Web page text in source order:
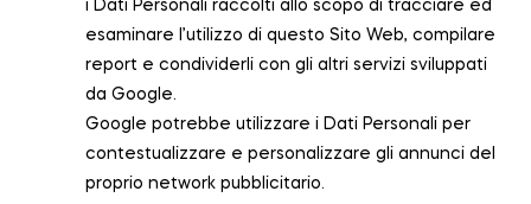
i Dati Personali raccolti allo scopo di tracciare ed
esaminare l’utilizzo di questo Sito Web, compilare
report e condividerli con gli altri servizi sviluppati
da Google.
Google potrebbe utilizzare i Dati Personali per
contestualizzare e personalizzare gli annunci del
proprio network pubblicitario.